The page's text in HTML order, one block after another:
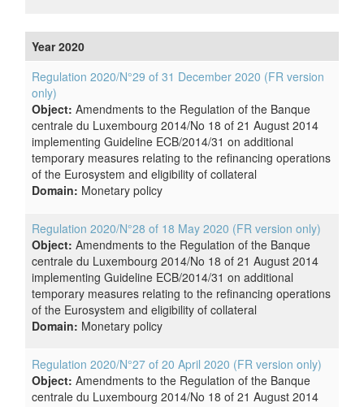
Year 2020
Regulation 2020/N°29 of 31 December 2020 (FR version
only)
Object: Amendments to the Regulation of the Banque
centrale du Luxembourg 2014/No 18 of 21 August 2014
implementing Guideline ECB/2014/31 on additional
temporary measures relating to the refinancing operations
of the Eurosystem and eligibility of collateral
Domain: Monetary policy
Regulation 2020/N°28 of 18 May 2020 (FR version only)
Object: Amendments to the Regulation of the Banque
centrale du Luxembourg 2014/No 18 of 21 August 2014
implementing Guideline ECB/2014/31 on additional
temporary measures relating to the refinancing operations
of the Eurosystem and eligibility of collateral
Domain: Monetary policy
Regulation 2020/N°27 of 20 April 2020 (FR version only)
Object: Amendments to the Regulation of the Banque
centrale du Luxembourg 2014/No 18 of 21 August 2014